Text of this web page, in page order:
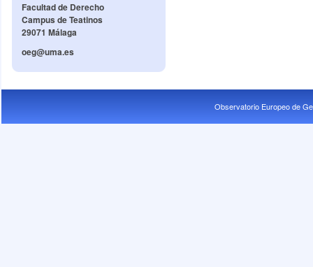
Facultad de Derecho
Campus de Teatinos
29071 Málaga
oeg@uma.es
Observatorio Europeo de